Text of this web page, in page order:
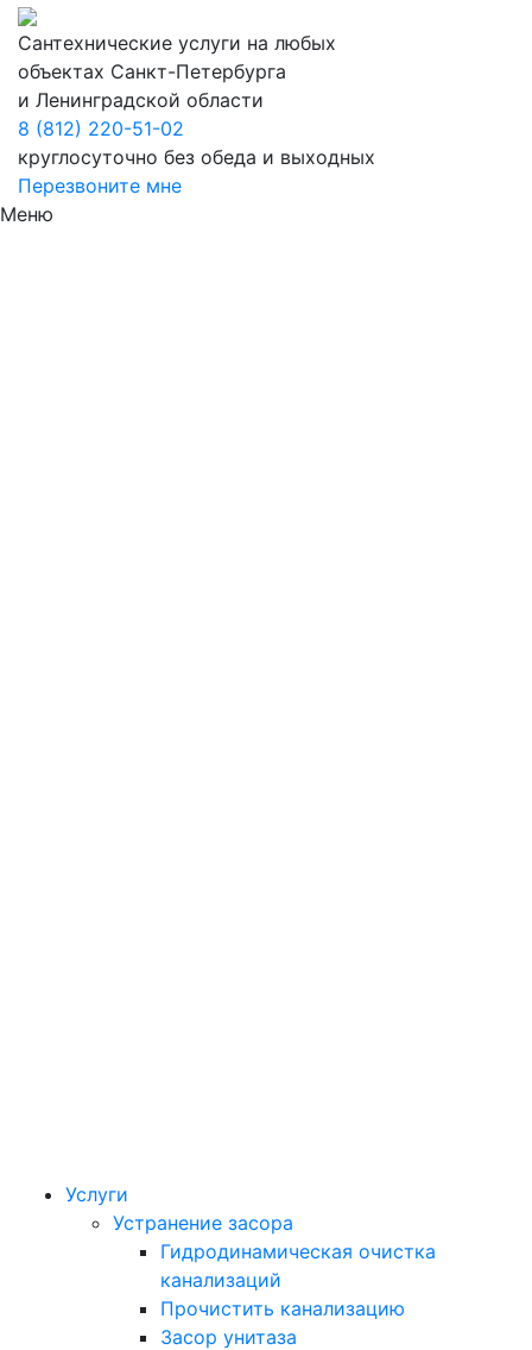
Сантехнические услуги на любых
объектах Санкт-Петербурга
и Ленинградской области
8 (812) 220-51-02
круглосуточно без обеда и выходных
Перезвоните мне
Меню
Услуги
Устранение засора
Гидродинамическая очистка
канализаций
Прочистить канализацию
Засор унитаза